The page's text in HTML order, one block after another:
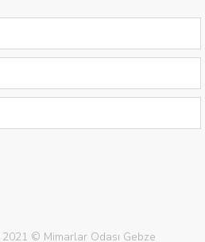
2021 © Mimarlar Odası Gebze